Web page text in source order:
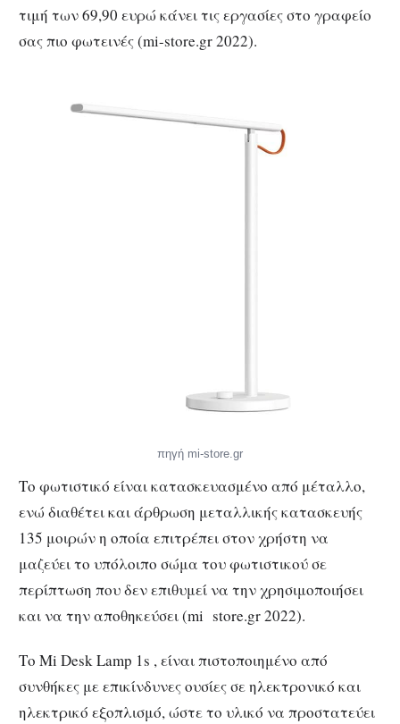
τιμή των 69,90 ευρώ κάνει τις εργασίες στο γραφείο
σας πιο φωτεινές (mi-store.gr 2022).
πηγή mi-store.gr
Το φωτιστικό είναι κατασκευασμένο από μέταλλο,
ενώ διαθέτει και άρθρωση μεταλλικής κατασκευής
135 μοιρών η οποία επιτρέπει στον χρήστη να
μαζεύει το υπόλοιπο σώμα του φωτιστικού σε
περίπτωση που δεν επιθυμεί να την χρησιμοποιήσει
και να την αποθηκεύσει (mi store.gr 2022).
Το Μi Desk Lamp 1s , είναι πιστοποιημένο από
συνθήκες με επικίνδυνες ουσίες σε ηλεκτρονικό και
ηλεκτρικό εξοπλισμό, ώστε το υλικό να προστατεύει